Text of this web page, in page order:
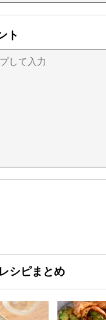
ト
シピまとめ